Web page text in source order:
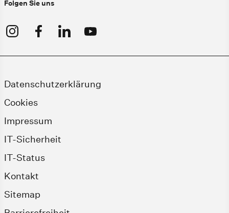
Folgen Sie uns
Datenschutzerklärung
Cookies
Impressum
IT-Sicherheit
IT-Status
Kontakt
Sitemap